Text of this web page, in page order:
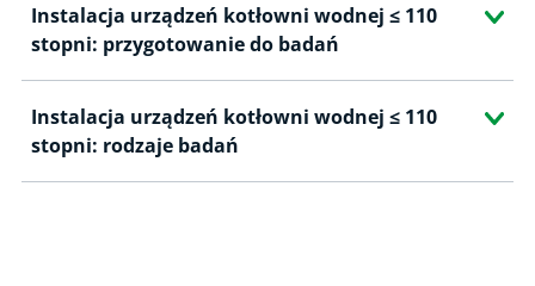
Instalacja urządzeń kotłowni wodnej ≤ 110
stopni: przygotowanie do badań
Instalacja urządzeń kotłowni wodnej ≤ 110
stopni: rodzaje badań